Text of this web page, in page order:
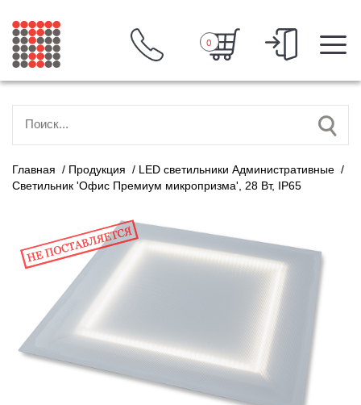
0
Главная / Продукция / LED светильники Административные /
Светильник 'Офис Премиум микропризма', 28 Вт, IP65